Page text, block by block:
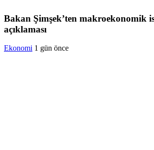
Bakan Şimşek’ten makroekonomik
açıklaması
Ekonomi 1 gün önce